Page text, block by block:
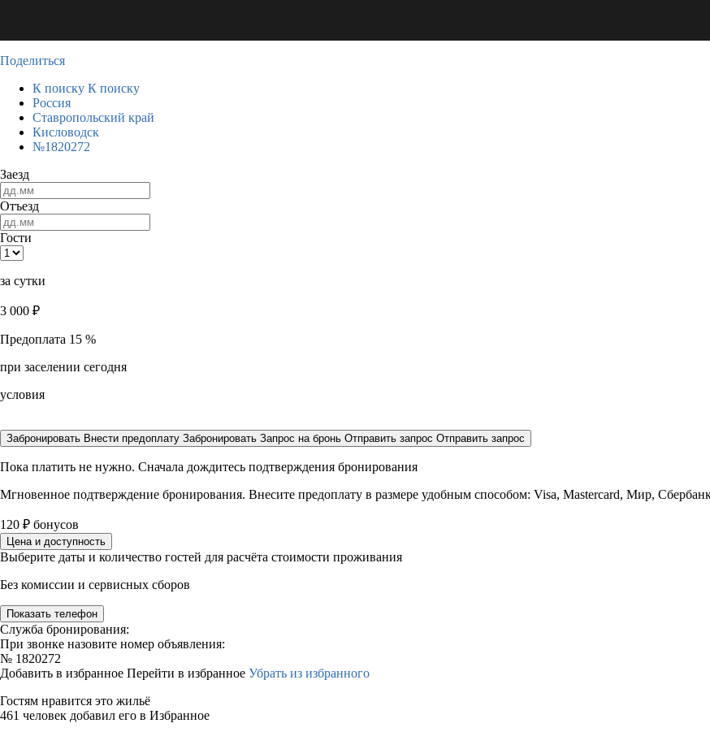
Поделиться
К поиску К поиску
Россия
Ставропольский край
Кисловодск
№1820272
Заезд
Отъезд
Гости
за сутки
3 000 ₽
Предоплата 15 %
при заселении сегодня
условия
Забронировать Внести предоплату Забронировать Запрос на бронь Отправить запрос Отправить запрос
Пока платить не нужно. Сначала дождитесь подтверждения бронирования
Мгновенное подтверждение бронирования. Внесите предоплату в размере удобным способом: Visa, Mastercard, Мир,
120 ₽ бонусов
Цена и доступность
Выберите даты и количество гостей для расчёта стоимости проживания
Без комиссии и сервисных сборов
Показать телефон
Служба бронирования:
При звонке назовите номер объявления:
№ 1820272
Добавить в избранное Перейти в избранное Убрать из избранного
Гостям нравится это жильё
461 человек добавил его в Избранное